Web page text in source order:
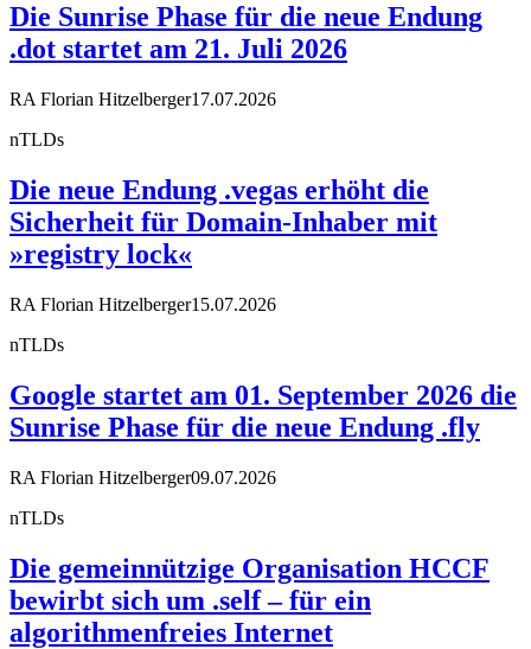
Die Sunrise Phase für die neue Endung
.dot startet am 21. Juli 2026
RA Florian Hitzelberger17.07.2026
nTLDs
Die neue Endung .vegas erhöht die
Sicherheit für Domain-Inhaber mit
»registry lock«
RA Florian Hitzelberger15.07.2026
nTLDs
Google startet am 01. September 2026 die
Sunrise Phase für die neue Endung .fly
RA Florian Hitzelberger09.07.2026
nTLDs
Die gemeinnützige Organisation HCCF
bewirbt sich um .self – für ein
algorithmenfreies Internet